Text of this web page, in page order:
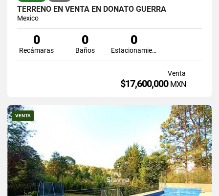
TERRENO EN VENTA EN DONATO GUERRA
Mexico
0
Recámaras
0
Baños
0
Estacionamiento
Venta
$17,600,000 MXN
VENTA